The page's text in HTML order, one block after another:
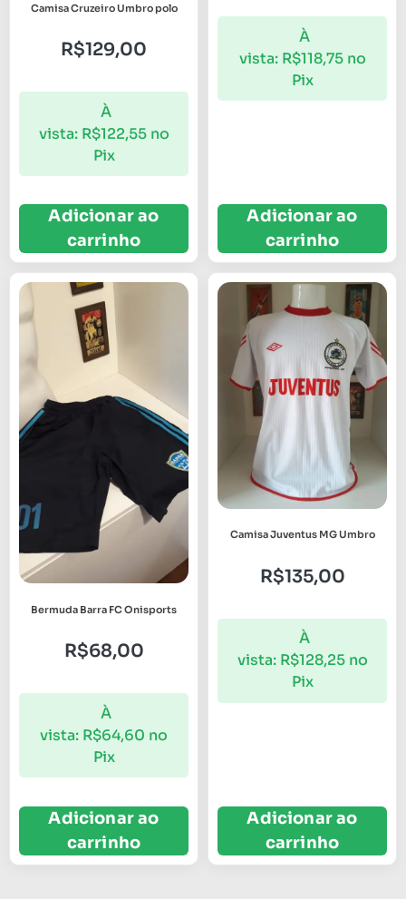
Camisa Cruzeiro Umbro polo
R$129,00
À
vista: R$122,55 no
Pix
Adicionar ao
carrinho
À
vista: R$118,75 no
Pix
Adicionar ao
carrinho
Bermuda Barra FC Onisports
R$68,00
À
vista: R$64,60 no
Pix
Adicionar ao
carrinho
Camisa Juventus MG Umbro
R$135,00
À
vista: R$128,25 no
Pix
Adicionar ao
carrinho